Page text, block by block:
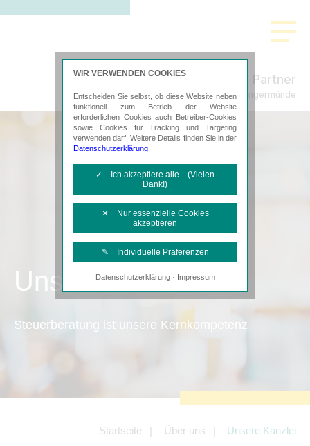
Freund & Partner
Steuerberatung in Angermünde
Unsere Kanzlei
Steuerberatung ist unsere Kernkompetenz
Startseite Über uns Unsere Kanzlei
WIR VERWENDEN COOKIES
Entscheiden Sie selbst, ob diese Website neben
funktionell zum Betrieb der Website
erforderlichen Cookies auch Betreiber-Cookies
sowie Cookies für Tracking und Targeting
verwenden darf. Weitere Details finden Sie in der
Datenschutzerklärung
✓ Ich akzeptiere alle (Vielen
Dank!)
✕ Nur essenzielle Cookies
akzeptieren
✎ Individuelle Präferenzen
Notwendige Cookies
Diese Cookies sind erforderlich, um die
Tracking- und Targeting-Cookies
Angebotes einschließlich der
Angeboten von z.B. Facebook und
LinkedIn.
Datenschutzerklärung· Impressum